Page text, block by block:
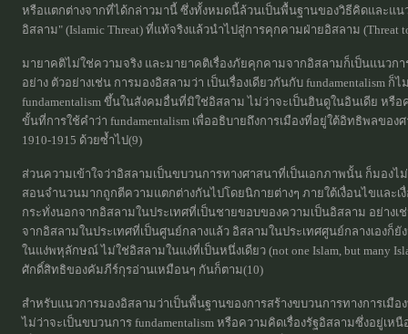
หรือแตกต่างจากที่ได้กล่าวมานี้ ซึ่งทั้งหมดนี้ล้วนเป็นพื้นฐานของวิธีคิดและแน
อิสลาม" (Islamic Threat) ที่แท้จริงแล้วนำไปสู่การคุกคามฝ่ายอิสลาม (Threat to
มายาคติไม่ใช่ความจริง และมายาคติเรื่องภัยคุกคามจากอิสลามก็เป็นแนว
อย่าง ตัวอย่างเช่น การมองอิสลามว่า เป็นเรื่องเดียวกันกับ fundamentalism
fundamentalism ขึ้นในสังคมอื่นที่มิใช่อิสลาม ไม่ว่าจะเป็นฮินดูในอินเดีย หรือ
ขั้นที่การใช้คำว่า fundamentalism เพื่ออธิบายถึงการเมืองที่อยู่ใต้อิทธิพลขอ
1910-1915 ด้วยซ้ำไป(9)
ส่วนความเข้าใจว่าอิสลามเป็นขบวนการทางศาสนาที่เป็นเอกภาพนั้น ก็มอง
สอนจำนวนมากถูกตีความแตกต่างกันไปโดยนิกายต่างๆ ภายใต้เงื่อนไขและเ
กระทั่งนอกจากอิสลามในประเทศที่เป็นชายขอบของความเป็นอิสลาม อย่างเ
จากอิสลามในประเทศที่เป็นศูนย์กลางแล้ว อิสลามในประเทศศูนย์กลางเอง
ในแง่พหุลักษณ์ ไม่ใช่อิสลามในแง่ที่เป็นหนึ่งเดียว (not one Islam, but many
ศักดิ์สิทธิของคัมภีร์กุรอ่านเหมือนๆ กันก็ตาม(10)
สำหรับแนวการมองอิสลามว่าเป็นพื้นฐานของการสร้างขบวนการทางการเมื
ไม่ว่าจะเป็นขบวนการ fundamentalism หรือความคิดเรื่องรัฐอิสลามซึ่งอยู่เห